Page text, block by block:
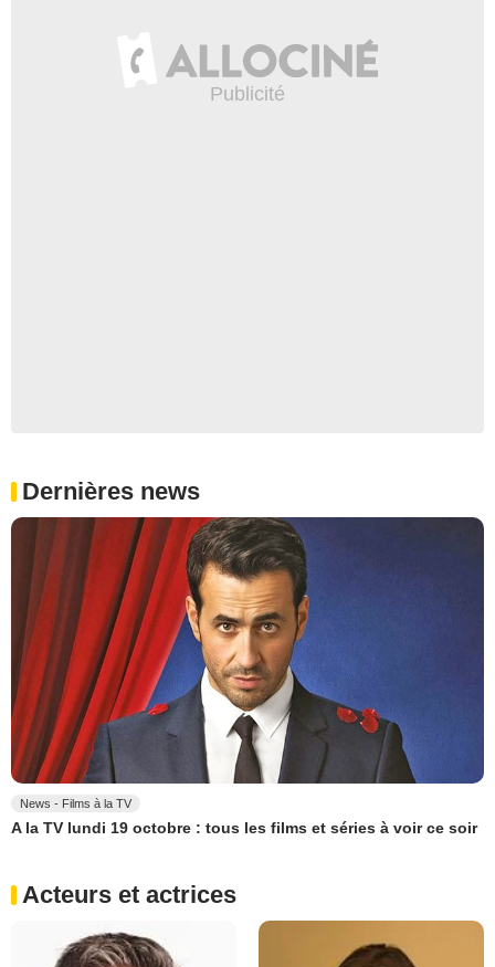
Dernières news
News - Films à la TV
A la TV lundi 19 octobre : tous les films et séries à voir ce soir
Acteurs et actrices